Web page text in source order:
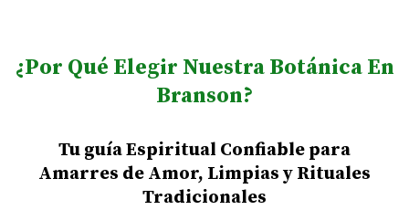
¿Por Qué Elegir Nuestra Botánica En
Branson?
Tu guía Espiritual Confiable para
Amarres de Amor, Limpias y Rituales
Tradicionales